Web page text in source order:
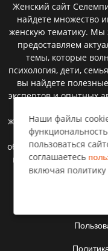
Женский сайт
найдете множество
женскую тематику. Мы
предоставляем
темы, которые
психология, дети,
вы найдете
экспертов и опытных
женщина заслуживает
цель - помочь
обновляемся и
всех новостей и
своими историями
курсе последних
Наши файлы
пользоваться
соглашаетесь
включая